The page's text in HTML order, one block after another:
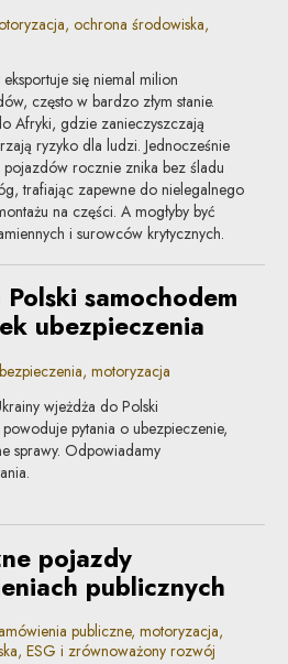
ochrona środowiska,
się niemal milion
często w bardzo złym stanie.
Afryki, gdzie zanieczyszczają
ryzyko dla ludzi. Jednocześnie
rocznie znika bez śladu
trafiając zapewne do nielegalnego
na części. A mogłyby być
i surowców krytycznych.
samochodem
ubezpieczenia
motoryzacja
wjeżdża do Polski
pytania o ubezpieczenie,
sprawy. Odpowiadamy
pojazdy
publicznych
publiczne, motoryzacja,
ESG i zrównoważony rozwój